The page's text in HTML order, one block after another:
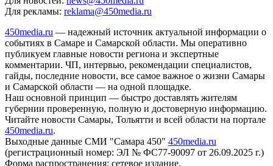
Для рекламы: reklama@450media.ru
450media.ru — надежный источник актуальной информации о
событиях в Самаре и Самарской области. Мы оперативно
публикуем главные новости региона и экспертные
комментарии. ЧП, интервью, рекомендации специалистов,
гайды, последние новости, все самое важное о жизни Самары
и Самарской области — на одной площадке.
Наш основной принцип — быстро доставлять жителям
губернии проверенную, полную и достоверную информацию.
Читайте новости Самары, Тольятти и всей области на портале
450media.ru.
Выходные данные СМИ "Самара 450" 450media.ru
(регистрационный номер: ЭЛ № ФС77-90097 от 26.09.2025 г.)
Форма распространения: сетевое издание.